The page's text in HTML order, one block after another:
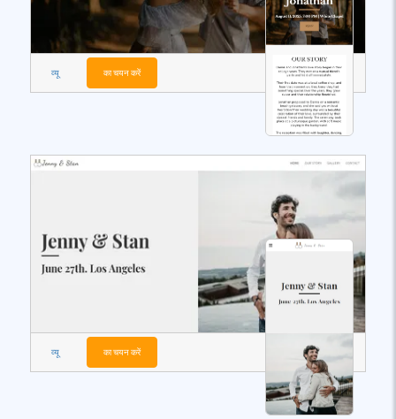
व्यू का चयन करें
व्यू का चयन करें